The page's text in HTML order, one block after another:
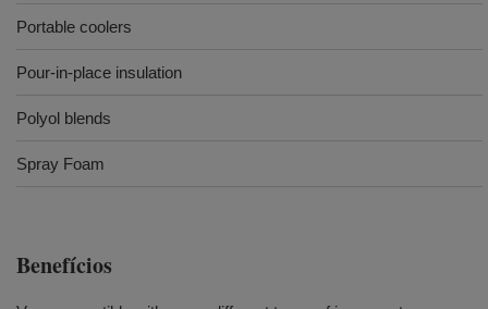
Portable coolers
Pour-in-place insulation
Polyol blends
Spray Foam
Benefícios